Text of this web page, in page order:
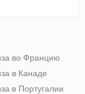
во Францию
в Канаде
в Португалии